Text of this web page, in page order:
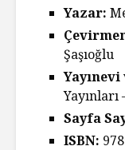
Yazar:
Şaşıoğlu
Yayınevi
Yayınları
Sayfa
ISBN: